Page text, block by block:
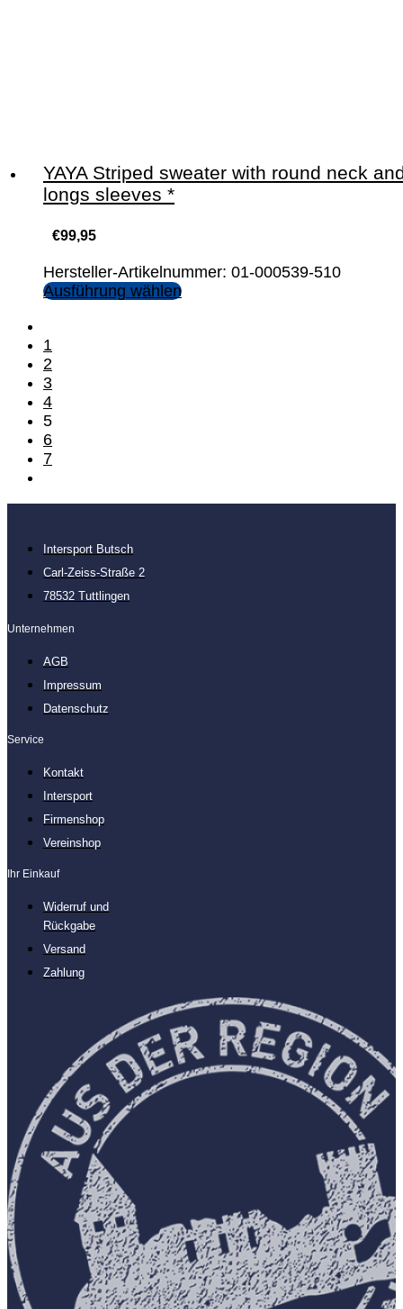
YAYA Striped sweater with round neck
longs sleeves *
€99,95
Hersteller-Artikelnummer: 01-000539-510
Ausführung wählen
1
2
3
4
5
6
7
Intersport Butsch
Carl-Zeiss-Straße 2
78532 Tuttlingen
Unternehmen
AGB
Impressum
Datenschutz
Service
Kontakt
Intersport
Firmenshop
Vereinshop
Ihr Einkauf
Widerruf und
Rückgabe
Versand
Zahlung